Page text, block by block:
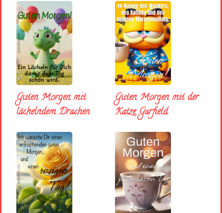
Guten Morgen mit
lächelndem Drachen
Guten Morgen mit der
Katze Garfield